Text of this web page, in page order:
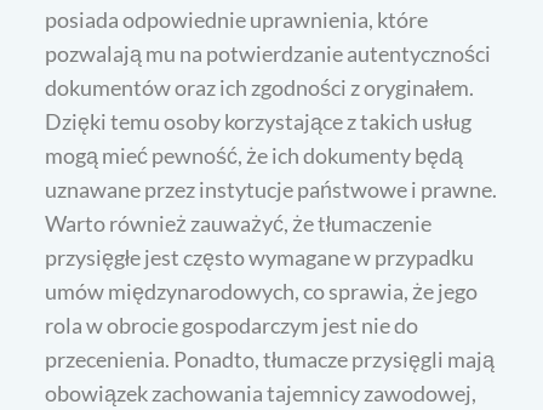
posiada odpowiednie uprawnienia, które
pozwalają mu na potwierdzanie autentyczności
dokumentów oraz ich zgodności z oryginałem.
Dzięki temu osoby korzystające z takich usług
mogą mieć pewność, że ich dokumenty będą
uznawane przez instytucje państwowe i prawne.
Warto również zauważyć, że tłumaczenie
przysięgłe jest często wymagane w przypadku
umów międzynarodowych, co sprawia, że jego
rola w obrocie gospodarczym jest nie do
przecenienia. Ponadto, tłumacze przysięgli mają
obowiązek zachowania tajemnicy zawodowej,